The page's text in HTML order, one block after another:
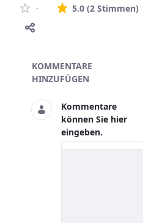
- 5.0 (2 Stimmen)
Skivideo
KOMMENTARE
HINZUFÜGEN
Kommentare
können Sie hier
eingeben.